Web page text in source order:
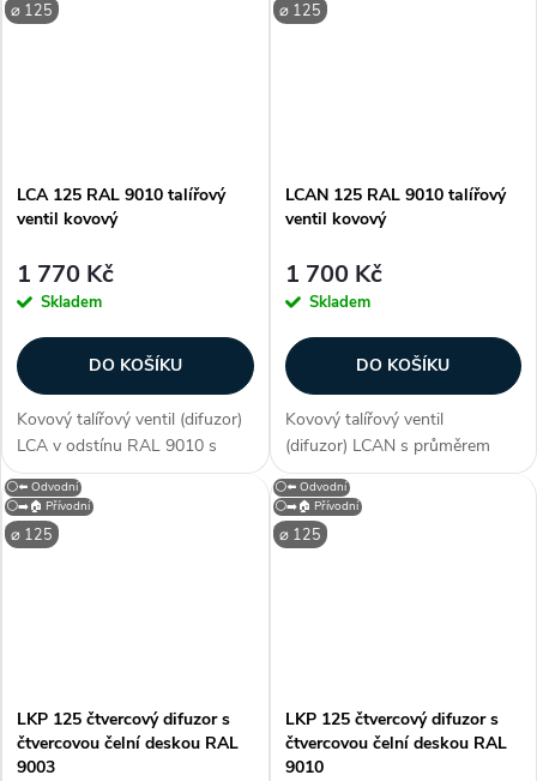
stěnu / strop, kruhový,...
odvod vzduchu. Kruhový...
⌀ 125
LCA 125 RAL 9010 talířový
ventil kovový
1 770 Kč
Skladem
DO KOŠÍKU
Kovový talířový ventil (difuzor)
LCA v odstínu RAL 9010 s
průměrem připojení 125 mm. S
neperforovaným čelním
panelem je určen pro přívod a
odvod vzduchu. Kruhový...
⌀ 125
LCAN 125 RAL 9010 talířový
ventil kovový
1 700 Kč
Skladem
DO KOŠÍKU
Kovový talířový ventil
(difuzor) LCAN s průměrem
připojení 125 mm. S
neperforovaným čelním
panelem je určen
pro přívod a odvod vzduchu....
⌀ 125
⚪⬅️ Odvodní
⚪➡️🏠 Přívodní
LKP 125 čtvercový difuzor s
čtvercovou čelní deskou RAL
9003
⌀ 125
⚪⬅️ Odvodní
⚪➡️🏠 Přívodní
LKP 125 čtvercový difuzor s
čtvercovou čelní deskou RAL
9010